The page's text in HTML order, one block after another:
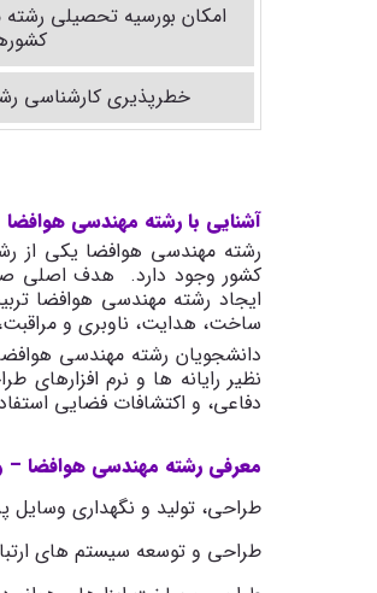
امکان بورسیه تحصیلی
خطرپذیری کارشناسی
آشنایی با رشته مهندسی هوافضا
رشته مهندسی هوافضا یکی از
کشور وجود دارد. هدف اصلی
ایجاد رشته مهندسی هوافضا
ساخت، هدایت، ناوبری و مراقبت،
دانشجویان رشته مهندسی
نظیر رایانه ها و نرم افزارهای
دفاعی، و اکتشافات فضایی
معرفی رشته مهندسی هوافضا
طراحی، تولید و نگهداری وسایل
طراحی و توسعه سیستم های